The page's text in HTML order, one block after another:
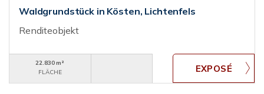
Waldgrundstück in Kösten, Lichtenfels
Renditeobjekt
22.830 m²
FLÄCHE